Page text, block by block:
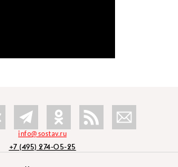
info@sostav.ru
+7 (495) 274-05-25